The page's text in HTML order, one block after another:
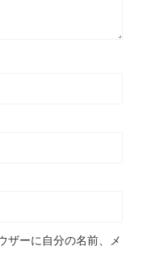
ザーに自分の名前、メ